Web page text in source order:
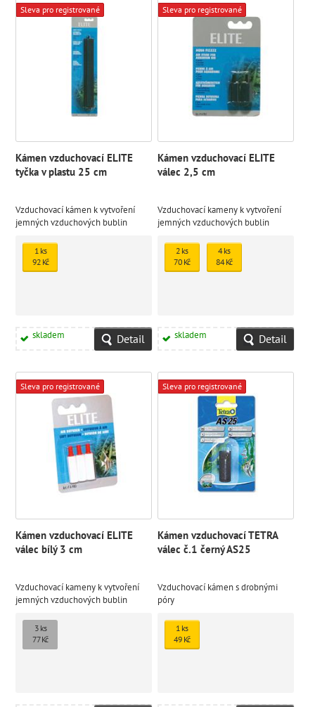
Sleva pro registrované
Kámen vzduchovací ELITE
tyčka v plastu 25 cm
Vzduchovací kámen k vytvoření
jemných vzduchových bublin
1 ks
92 Kč
skladem Detail
Sleva pro registrované
Kámen vzduchovací ELITE
válec 2,5 cm
Vzduchovací kameny k vytvoření
jemných vzduchových bublin
2 ks
70 Kč
4 ks
84 Kč
skladem Detail
Sleva pro registrované
Kámen vzduchovací ELITE
válec bílý 3 cm
Vzduchovací kameny k vytvoření
jemných vzduchových bublin
3 ks
77 Kč
Sleva pro registrované
Kámen vzduchovací TETRA
válec č.1 černý AS25
Vzduchovací kámen s drobnými
póry
1 ks
49 Kč